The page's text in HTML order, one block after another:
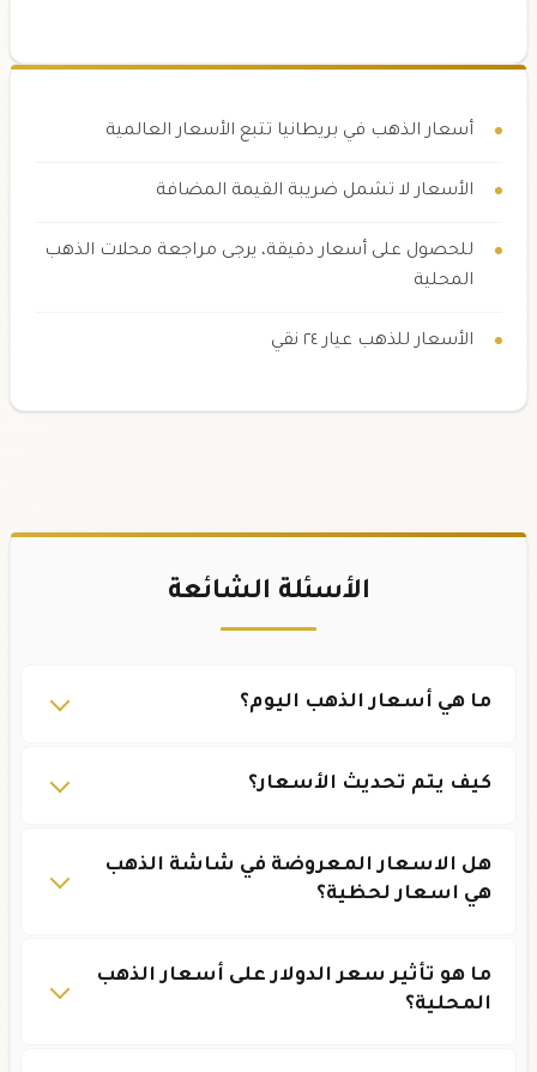
أسعار الذهب في بريطانيا تتبع الأسعار العالمية
الأسعار لا تشمل ضريبة القيمة المضافة
للحصول على أسعار دقيقة، يرجى مراجعة محلات الذهب
المحلية
الأسعار للذهب عيار ٢٤ نقي
الأسئلة الشائعة
ما هي أسعار الذهب اليوم؟
كيف يتم تحديث الأسعار؟
هل الاسعار المعروضة في شاشة الذهب
هي اسعار لحظية؟
ما هو تأثير سعر الدولار على أسعار الذهب
المحلية؟